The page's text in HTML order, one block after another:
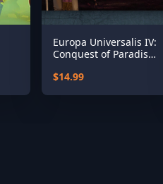
Europa Universalis IV:
Conquest of Paradise
$14.99